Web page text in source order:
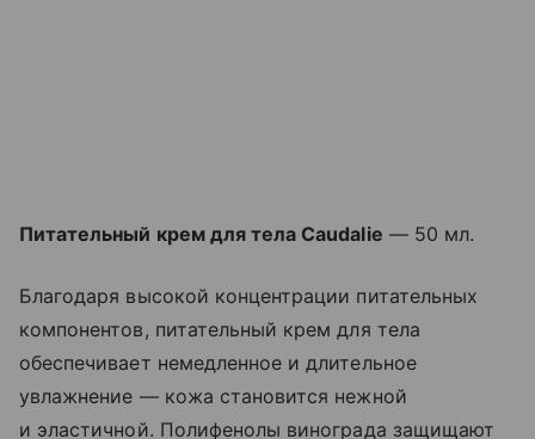
Питательный крем для тела Caudalie — 50 мл.
Благодаря высокой концентрации питательных
компонентов, питательный крем для тела
обеспечивает немедленное и длительное
увлажнение — кожа становится нежной
и эластичной. Полифенолы винограда защищают